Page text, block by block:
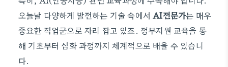
오늘날 다양하게 발전하는 기술 속에서AI전문가는 매우
중요한 직업군으로 자리 잡고 있죠. 정부지원 교육을 통
해 기초부터 심화 과정까지 체계적으로 배울 수 있습니
다.